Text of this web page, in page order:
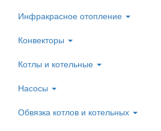
Инфракрасное отопление
Конвекторы
Котлы и котельные
Насосы
Обвязка котлов и котельных